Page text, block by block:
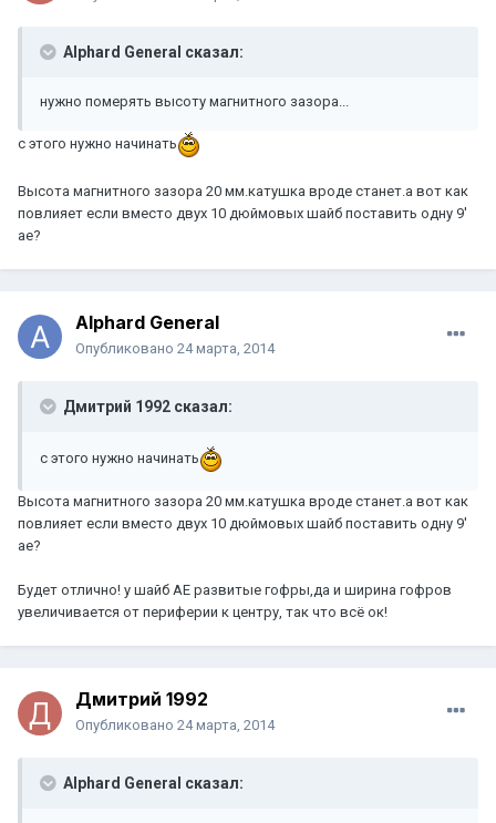
Alphard General сказал:
нужно померять высоту магнитного зазора...
с этого нужно начинать
Высота магнитного зазора 20 мм.катушка вроде станет.а вот как
повлияет если вместо двух 10 дюймовых шайб поставить одну 9'
ае?
Alphard General
Опубликовано 24 марта, 2014
Дмитрий 1992 сказал:
с этого нужно начинать
Высота магнитного зазора 20 мм.катушка вроде станет.а вот как
повлияет если вместо двух 10 дюймовых шайб поставить одну 9'
ае?
Будет отлично! у шайб АЕ развитые гофры,да и ширина гофров
увеличивается от периферии к центру, так что всё ок!
Дмитрий 1992
Опубликовано 24 марта, 2014
Alphard General сказал: